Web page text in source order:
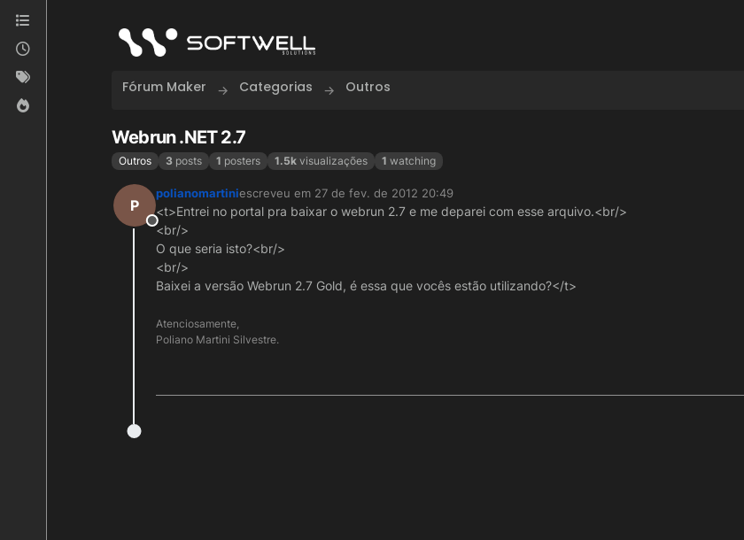
Skip to content
Fórum Maker Categorias Outros
Webrun .NET 2.7
Outros 3 posts 1 posters 1.5k visualizações 1 watching
P
Offline
polianomartiniescreveu em 27 de fev. de 2012 20:49
última edição por
<t>Entrei no portal pra baixar o webrun 2.7 e me deparei com esse arquivo.<br/>
<br/>
O que seria isto?<br/>
<br/>
Baixei a versão Webrun 2.7 Gold, é essa que vocês estão utilizando?</t>
Atenciosamente,
Poliano Martini Silvestre.